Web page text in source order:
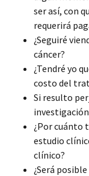
ser así, con
requerirá
¿Seguiré
cáncer?
¿Tendré yo
costo del
Si resulto
¿Por cuánto
estudio
clínico?
¿Será